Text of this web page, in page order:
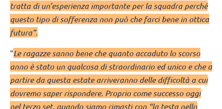
tratta di un’esperienza importante per la squadra perché
questo tipo di sofferenza non può che farci bene in ottica
futura”.
“Le ragazze sanno bene che quanto accaduto lo scorso
anno è stato un qualcosa di straordinario ed unico e che a
partire da questa estate arriveranno delle difficoltà a cui
dovremo saper rispondere. Proprio come successo oggi
nel terzo set, quando siamo rimasti con “la testa nello